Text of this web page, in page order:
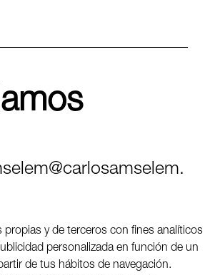
propias y de terceros con fines analíticos
personalizada en función de un
de tus hábitos de navegación.